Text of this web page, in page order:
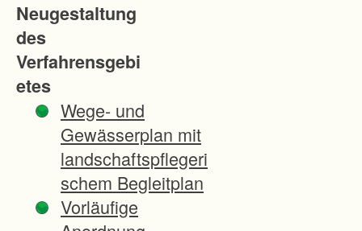
Neugestaltung
des
Verfahrensgebi
etes
Wege- und
Gewässerplan mit
landschaftspflegeri
schem Begleitplan
Vorläufige